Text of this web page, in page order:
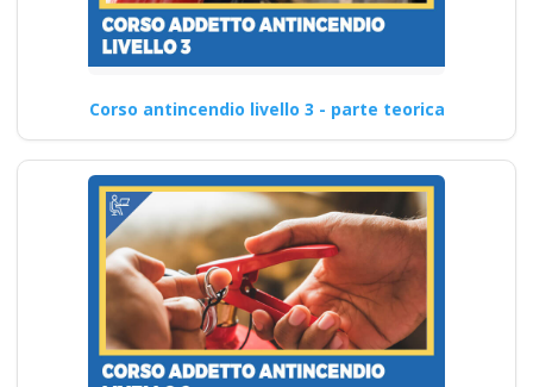
Corso antincendio livello 3 - parte teorica